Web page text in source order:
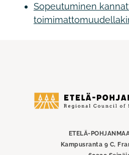
Sopeutuminen
Etelä-
ETELÄ-
Kampusranta 9 C,